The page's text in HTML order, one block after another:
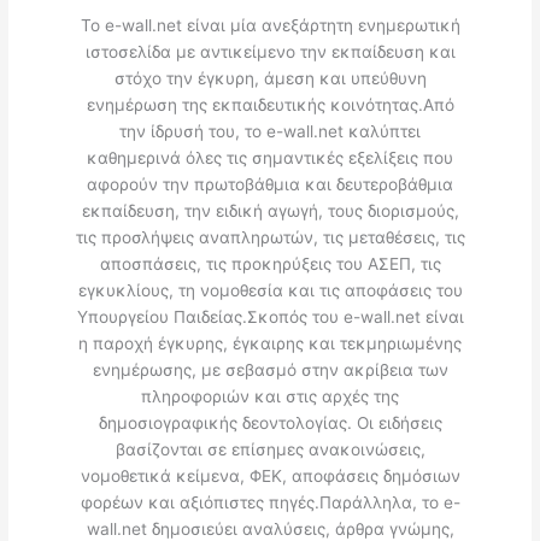
Το e-wall.net είναι μία ανεξάρτητη ενημερωτική
ιστοσελίδα με αντικείμενο την εκπαίδευση και
στόχο την έγκυρη, άμεση και υπεύθυνη
ενημέρωση της εκπαιδευτικής κοινότητας.Από
την ίδρυσή του, το e-wall.net καλύπτει
καθημερινά όλες τις σημαντικές εξελίξεις που
αφορούν την πρωτοβάθμια και δευτεροβάθμια
εκπαίδευση, την ειδική αγωγή, τους διορισμούς,
τις προσλήψεις αναπληρωτών, τις μεταθέσεις, τις
αποσπάσεις, τις προκηρύξεις του ΑΣΕΠ, τις
εγκυκλίους, τη νομοθεσία και τις αποφάσεις του
Υπουργείου Παιδείας.Σκοπός του e-wall.net είναι
η παροχή έγκυρης, έγκαιρης και τεκμηριωμένης
ενημέρωσης, με σεβασμό στην ακρίβεια των
πληροφοριών και στις αρχές της
δημοσιογραφικής δεοντολογίας. Οι ειδήσεις
βασίζονται σε επίσημες ανακοινώσεις,
νομοθετικά κείμενα, ΦΕΚ, αποφάσεις δημόσιων
φορέων και αξιόπιστες πηγές.Παράλληλα, το e-
wall.net δημοσιεύει αναλύσεις, άρθρα γνώμης,